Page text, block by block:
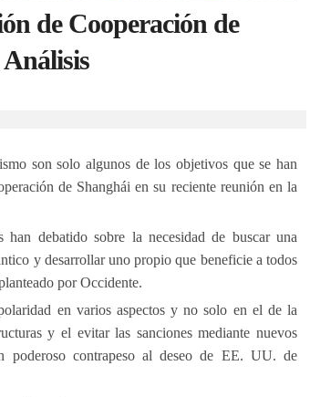
de Cooperación de
son solo algunos de los objetivos que se han
de Shanghái en su reciente reunión en la
debatido sobre la necesidad de buscar una
y desarrollar uno propio que beneficie a todos
por Occidente.
en varios aspectos y no solo en el de la
y el evitar las sanciones mediante nuevos
poderoso contrapeso al deseo de EE. UU. de